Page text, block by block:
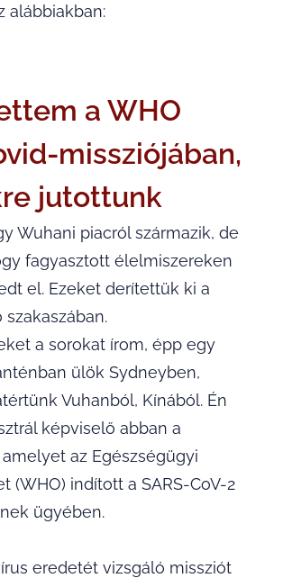
alábbiakban:
a WHO
missziójában,
jutottunk
Wuhani piacról származik, de
fagyasztott élelmiszereken
el. Ezeket derítettük ki a
a sorokat írom, épp egy
ülök Sydneyben,
Vuhanból, Kínából. Én
képviselő abban a
az Egészségügyi
(WHO) indított a SARS-CoV-2
ügyében.
eredetét vizsgáló missziót